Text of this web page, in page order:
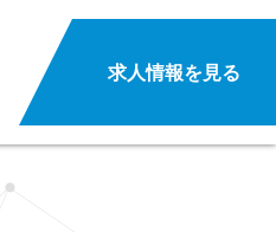
求人情報を見る